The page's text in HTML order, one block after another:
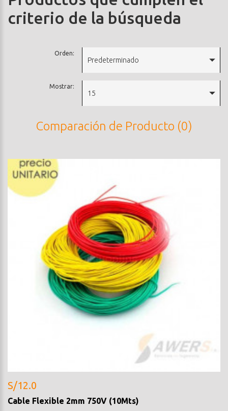
criterio de la búsqueda
Orden:
Predeterminado
Mostrar:
15
Comparación de Producto (0)
S/12.0
Cable Flexible 2mm 750V (10Mts)